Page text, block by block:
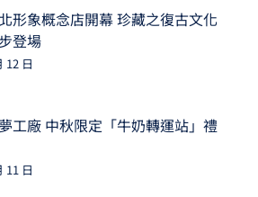
形象概念店開幕 珍藏之復古文化
登場
12 日
工廠 中秋限定「牛奶轉運站」禮
11 日